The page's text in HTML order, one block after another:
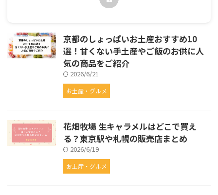
京都のしょっぱいお土産おすすめ10
選！甘くない手土産やご飯のお供に人
気の商品をご紹介
2026/6/21
お土産・グルメ
花畑牧場 生キャラメルはどこで買え
る？東京駅や札幌の販売店まとめ
2026/6/19
お土産・グルメ